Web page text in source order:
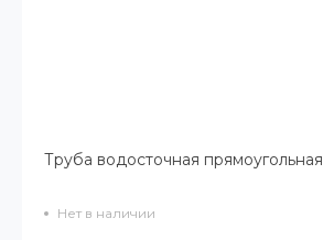
Труба водосточная прямоугольная
Нет в наличии